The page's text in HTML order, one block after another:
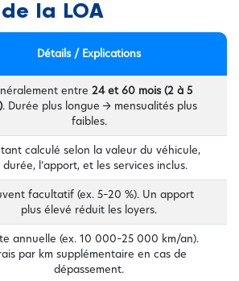
la LOA
Détails / Explications
entre 24 et 60 mois (2 à 5
. Durée plus longue → mensualités plus
faibles.
calculé selon la valeur du véhicule,
durée, l’apport, et les services inclus.
facultatif (ex. 5–20 %). Un apport
plus élevé réduit les loyers.
annuelle (ex. 10 000–25 000 km/an).
par km supplémentaire en cas de
dépassement.